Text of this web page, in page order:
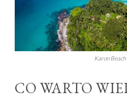
Karon Beach
CO WARTO